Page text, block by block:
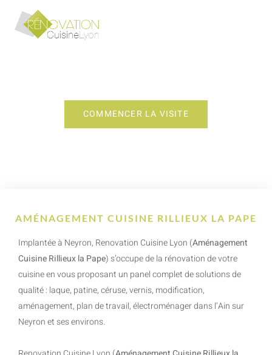
COMMENCER LA VISITE
AMÉNAGEMENT CUISINE RILLIEUX LA PAPE
Implantée à Neyron, Renovation Cuisine Lyon (Aménagement
Cuisine Rillieux la Pape) s’occupe de la rénovation de votre
cuisine en vous proposant un panel complet de solutions de
qualité : laque, patine, céruse, vernis, modification,
aménagement, plan de travail, électroménager dans l’Ain sur
Neyron et ses environs.